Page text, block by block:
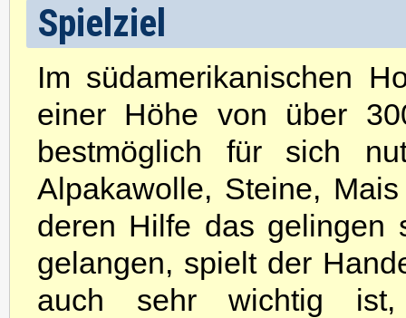
Spielziel
Im südamerikanischen
einer Höhe von über
bestmöglich für sich
Alpakawolle, Steine,
deren Hilfe das gelingen
gelangen, spielt der
auch sehr wichtig